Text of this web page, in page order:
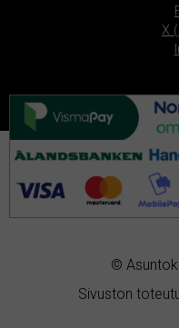
X
©
Sivuston